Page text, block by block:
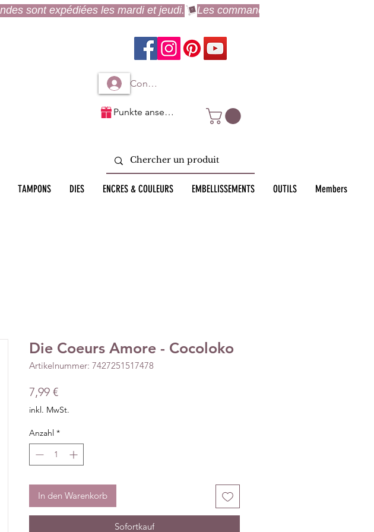
Connexion à mon compte
Punkte ansehen
TAMPONS DIES ENCRES & COULEURS EMBELLISSEMENTS OUTILS Members
Die Coeurs Amore - Cocoloko
Artikelnummer: 7427251517478
7,99 €Preis
inkl. MwSt.
Anzahl *
In den Warenkorb
Sofortkauf